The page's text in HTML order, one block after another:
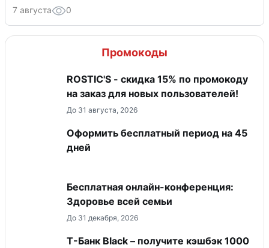
7 августа 0
Промокоды
ROSTIC'S - скидка 15% по промокоду
на заказ для новых пользователей!
До 31 августа, 2026
Оформить бесплатный период на 45
дней
Бесплатная онлайн-конференция:
Здоровье всей семьи
До 31 декабря, 2026
Т-Банк Black – получите кэшбэк 1000